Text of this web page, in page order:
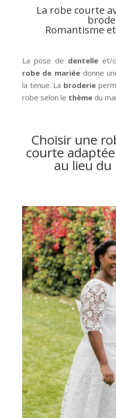
La robe courte
Romantisme
La pose de dentelleet/
robe de mariée donne
la tenue. La broderie
robe selon le thèmedu
Choisir une
courte
au lieu du